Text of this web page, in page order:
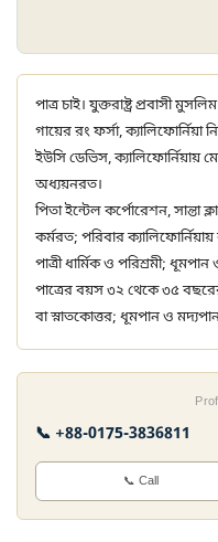
পাত্র চাই। যুক্তরাষ্ট্র প্রবাসী
গায়ের রং ফর্সা, ক্যালিফোর্নিয়া
ইউসি ডেভিস, ক্যালিফোর্নিয়ায়
অধ্যয়নরত।
পিতা ইন্টেল কর্পোরেশন, সান্তা
কর্মরত; পরিবার
পাত্রী ধার্মিক ও পরিশ্রমী;
পাত্রের বয়স ৩২ থেকে ৩৫
বা স্নাতকোত্তর; ধূমপান ও
📞 +88-0175-3836811
📞 Call